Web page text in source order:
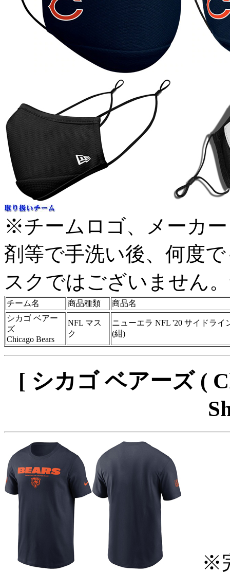
※チームロゴ、メーカ
剤等で手洗い後、何度
スクではございません
チーム名 商品種類
商品名
シカゴ ベアー
ズ
Chicago Bears
NFL マス
ク
ニューエラ NFL '20 サイドラ
(紺)
[ シカゴ ベアーズ (
※